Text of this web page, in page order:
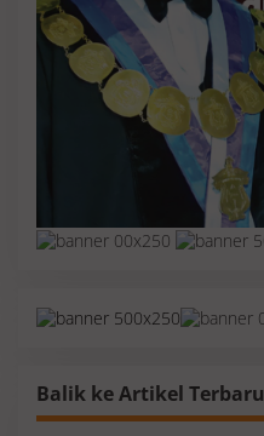
Balik ke Artikel Terbaru